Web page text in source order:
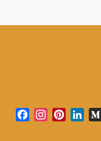
Facebook
Instagram
Pinterest